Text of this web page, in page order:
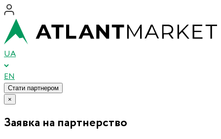
UA
EN
Стати партнером
×
Заявка на партнерство